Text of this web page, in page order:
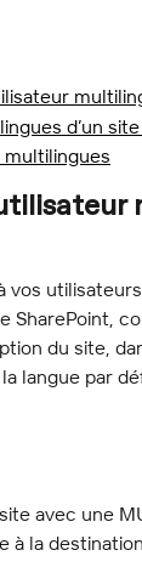
d’un
multilingues
vos
SharePoint,
du site,
langue par
avec une
à la